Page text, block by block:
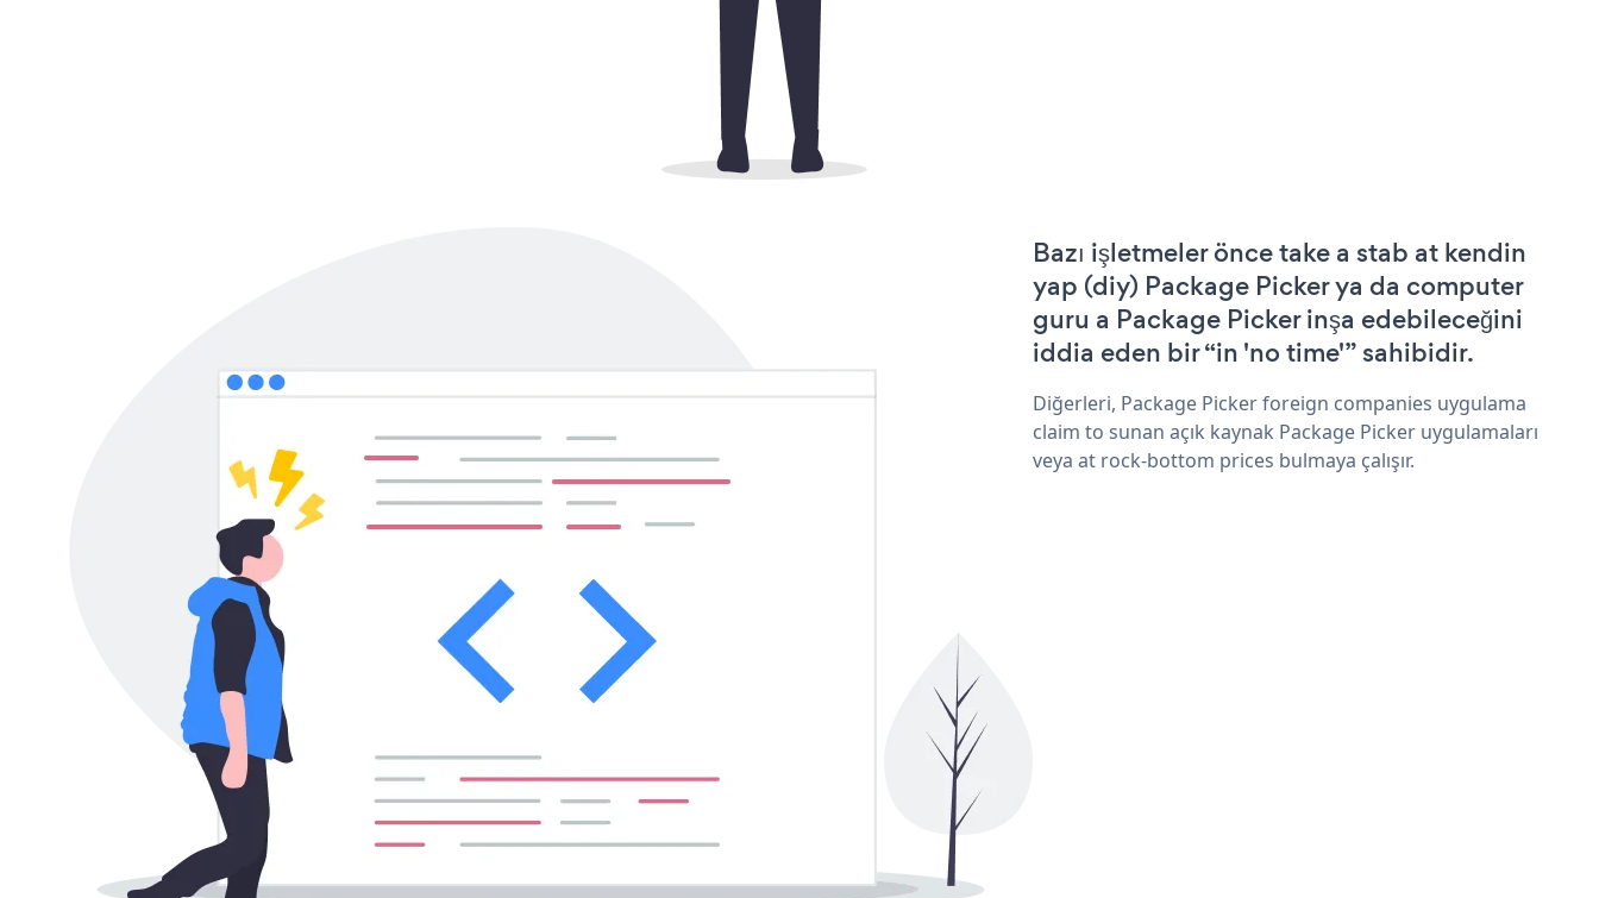
Bazı işletmeler önce take a stab at kendin
yap (diy) Package Picker ya da computer
guru a Package Picker inşa edebileceğini
iddia eden bir “in 'no time'” sahibidir.
Diğerleri, Package Picker foreign companies uygulama
claim to sunan açık kaynak Package Picker uygulamaları
veya at rock-bottom prices bulmaya çalışır.